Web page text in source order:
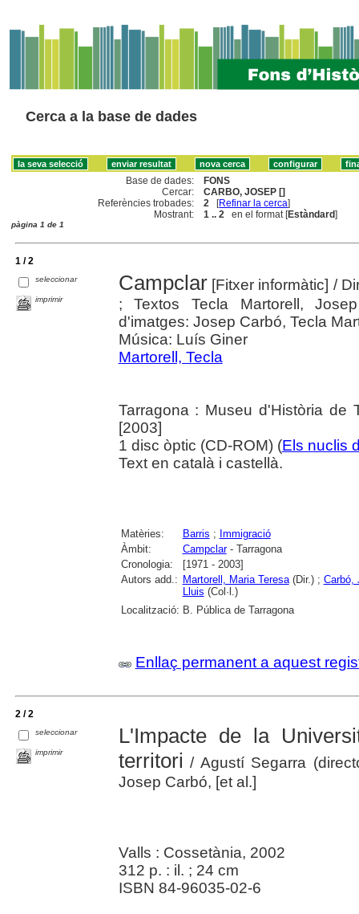
Cerca a la base de dades
Base de dades:
FONS
Cercar:
CARBO, JOSEP []
Referències trobades:
2 [Refinar la cerca]
Mostrant:
1 .. 2 en el format [Estàndard]
pàgina 1 de 1
1 / 2
seleccionar
imprimir
Campclar[Fitxer informàtic] /
; Textos Tecla Martorell,
d'imatges: Josep Carbó, Tecla
Música: Luís Giner
Martorell, Tecla
Tarragona : Museu d'Història de
[2003]
1 disc òptic (CD-ROM) (Els nuclis
Text en català i castellà.
Matèries: Barris ; Immigració
Àmbit:
Campclar- Tarragona
Cronologia:
[1971 - 2003]
Autors add.: Martorell, Maria Teresa(Dir.) ; Carbó,
Lluis (Col·l.)
Localització: B. Pública de Tarragona
Enllaç permanent a aquest
2 / 2
seleccionar
imprimir
L'Impacte de la
territori / Agustí Segarra
Josep Carbó, [et al.]
Valls : Cossetània, 2002
312 p. : il. ; 24 cm
ISBN 84-96035-02-6